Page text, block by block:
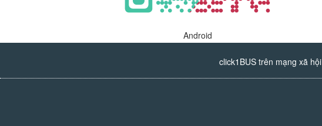
Android
click1BUS trên mạng xã hội